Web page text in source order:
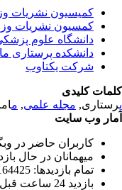
کمیسیون نشریات
کمسیون نشریات
دانشگاه علوم
دانشکده پرستاری
شرکت یکتاوب
کلیدی
مجله علمی, م
وب سایت
کاربران حاضر در وبگاه: 0
میهمانان در حال بازدید: 41
تمام بازدید‌ها: 5164425 بازدید
بازدید 24 ساعت قبل: 2593 بازدید